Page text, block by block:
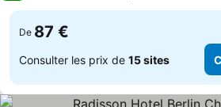
De 87 €
Consulter les prix de 15 sites